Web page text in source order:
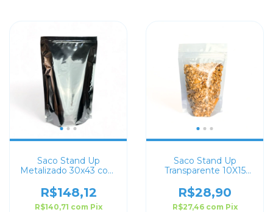
Saco Stand Up
Metalizado 30x43 com
R$148,12
R$140,71 com Pix
Saco Stand Up
Transparente 10X15
R$28,90
R$27,46 com Pix